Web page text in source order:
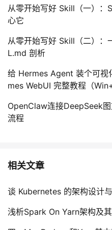
从零开始写好 Skill（一）：
心它
从零开始写好 Skill（二）
L.md 剖析
给 Hermes Agent 装个可
mes WebUI 完整教程（
OpenClaw连接DeepSeek
流程
相关文章
谈 Kubernetes 的架构设计
浅析Spark On Yarn架构及